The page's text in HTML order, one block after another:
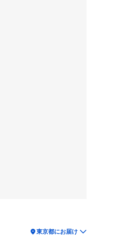
location_on東京都にお届け